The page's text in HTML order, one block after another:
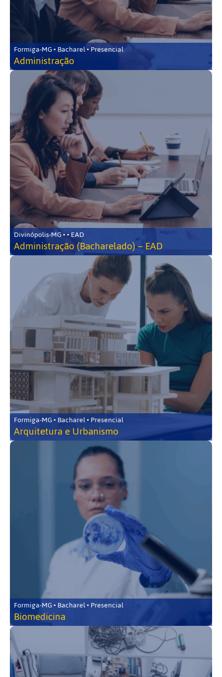
Formiga-MG • Bacharel • Presencial
Administração
Divinópolis-MG • • EAD
Administração (Bacharelado) – EAD
Formiga-MG • Bacharel • Presencial
Arquitetura e Urbanismo
Formiga-MG • Bacharel • Presencial
Biomedicina